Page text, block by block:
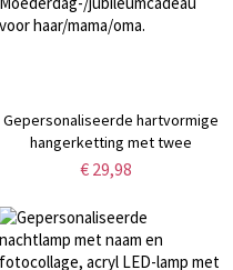
Gepersonaliseerde hartvormige
hangerketting met twee
geboortestenen en namen, een
ideaal
Moederdag-/jubileumcadeau
voor haar/mama/oma.
€ 29,98